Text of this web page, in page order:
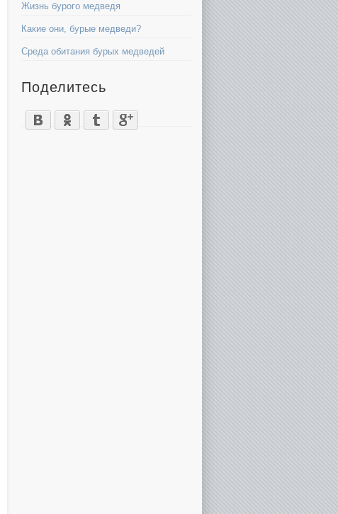
Жизнь бурого медведя
Какие они, бурые медведи?
Среда обитания бурых медведей
Поделитесь